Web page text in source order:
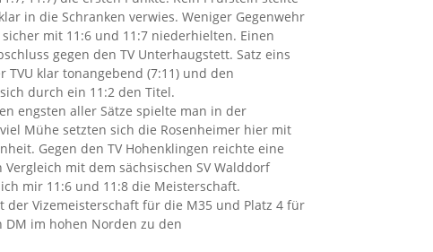
in die Schranken verwies. Weniger Gegenwehr
mit 11:6 und 11:7 niederhielten. Einen
gegen den TV Unterhaugstett. Satz eins
klar tonangebend (7:11) und den
durch ein 11:2 den Titel.
engsten aller Sätze spielte man in der
Mühe setzten sich die Rosenheimer hier mit
Gegen den TV Hohenklingen reichte eine
mit dem sächsischen SV Walddorf
mir 11:6 und 11:8 die Meisterschaft.
Vizemeisterschaft für die M35 und Platz 4 für
DM im hohen Norden zu den